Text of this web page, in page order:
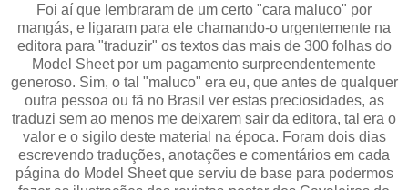
Foi aí que lembraram de um certo "cara maluco" por
mangás, e ligaram para ele chamando-o urgentemente na
editora para "traduzir" os textos das mais de 300 folhas do
Model Sheet por um pagamento surpreendentemente
generoso. Sim, o tal "maluco" era eu, que antes de qualquer
outra pessoa ou fã no Brasil ver estas preciosidades, as
traduzi sem ao menos me deixarem sair da editora, tal era o
valor e o sigilo deste material na época. Foram dois dias
escrevendo traduções, anotações e comentários em cada
página do Model Sheet que serviu de base para podermos